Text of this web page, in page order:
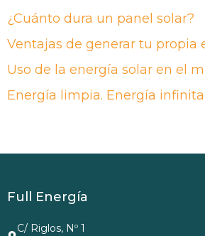
¿Cuánto dura un panel solar?
Ventajas de generar tu propia
Uso de la energía solar en el
Energía limpia. Energía infinita
Full Energía
C/ Riglos, Nº 1